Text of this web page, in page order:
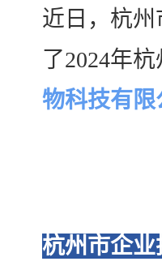
近日，杭
了2024年
物科技有限
杭州市企